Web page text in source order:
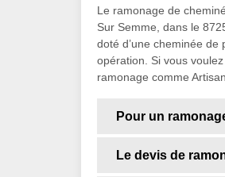
Le ramonage de
Sur Semme, dans le
doté d’une cheminée de
opération. Si vous
ramonage comme
Pour un
Le devis de